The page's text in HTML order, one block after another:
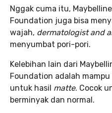
Nggak cuma itu,
Foundation juga bisa
wajah, dermatologist and
menyumbat pori-pori.
Kelebihan lain dari
Foundation adalah
untuk hasil matte. Cocok
berminyak dan normal.